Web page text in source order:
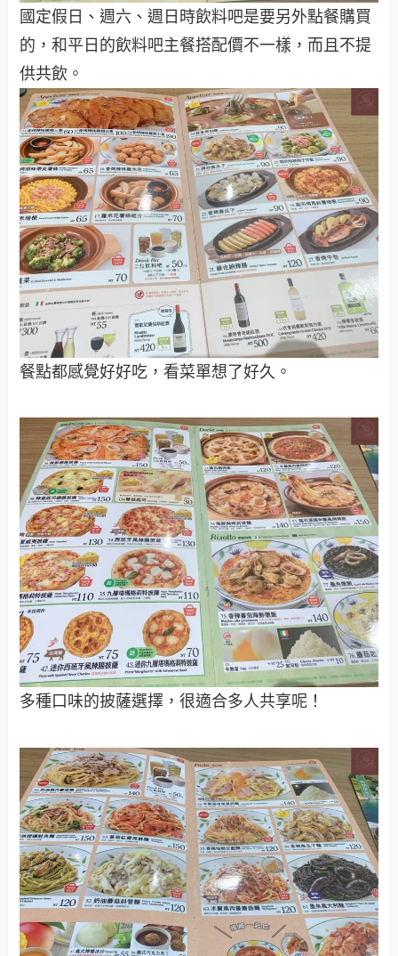
國定假日、週六、週日時飲料吧是要另外點餐購買
的，和平日的飲料吧主餐搭配價不一樣，而且不提
供共飲。
餐點都感覺好好吃，看菜單想了好久。
多種口味的披薩選擇，很適合多人共享呢！